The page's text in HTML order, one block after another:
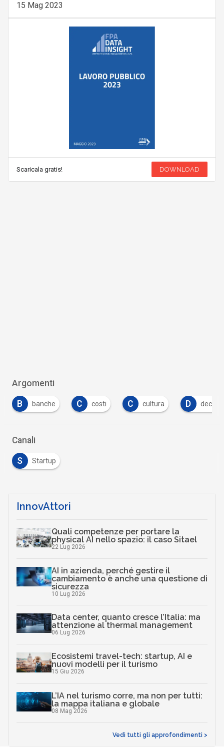
15 Mag 2023
Scaricala gratis! DOWNLOAD
Argomenti
C costi C cultura D decreto D diritti
Canali
S Startup
InnovAttori
Quali competenze per portare la
physical AI nello spazio: il caso Sitael
22 Lug 2026
AI in azienda, perché gestire il
cambiamento è anche una questione di
sicurezza
10 Lug 2026
Data center, quanto cresce l’Italia: ma
attenzione al thermal management
06 Lug 2026
Ecosistemi travel-tech: startup, AI e
nuovi modelli per il turismo
15 Giu 2026
L’IA nel turismo corre, ma non per tutti:
la mappa italiana e globale
08 Mag 2026
Vedi tutti gli approfondimenti >